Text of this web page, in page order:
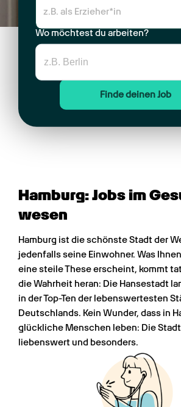
Wo möchtest du arbeiten?
Finde deinen Job
Hamburg: Jobs im
wesen
Hamburg ist die schönste Stadt der
jedenfalls seine Einwohner. Was
eine steile These erscheint, kommt
die Wahrheit heran: Die Hansestadt
in der Top-Ten der lebenswertesten
Deutschlands. Kein Wunder, dass in
glückliche Menschen leben: Die
liebenswert und besonders.